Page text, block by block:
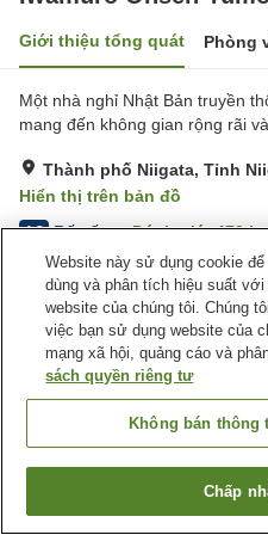
Giới thiệu tổng quát Phòng
Một nhà nghỉ Nhật Bản truyền
mang đến không gian rộng rãi
Thành phố Niigata, Tỉnh
Hiển thị trên bản đồ
4.2 Rất tốt Đánh giá:472
Tiện nghi chỗ nghỉ
Bãi đỗ xe
Spa / Salon
Nhật Bản Tỉnh
Iwamuro Onsen Yumotoya
Tìm
Website này sử dụng cookie
dùng và phân tích hiệu suất
website của chúng tôi. Chúng
việc bạn sử dụng website của
mạng xã hội, quảng cáo và
sách quyền riêng tư
Không bán thông
Chấp